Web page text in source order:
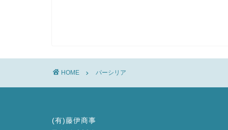
HOME パーシリア
(有)藤伊商事